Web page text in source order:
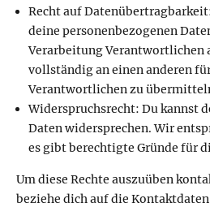
Recht auf
deine personenbezogenen
Verarbeitung Verantwortlichen
vollständig an einen anderen
Verantwortlichen zu
Widerspruchsrecht: Du kannst
Daten widersprechen. Wir
es gibt berechtigte Gründe für
Um diese Rechte auszuüben
beziehe dich auf die